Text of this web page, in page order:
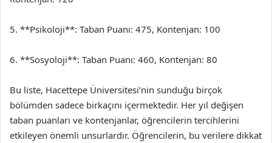
5. **Psikoloji**: Taban Puanı: 475, Kontenjan: 100
6. **Sosyoloji**: Taban Puanı: 460, Kontenjan: 80
Bu liste, Hacettepe Üniversitesi’nin sunduğu birçok
bölümden sadece birkaçını içermektedir. Her yıl değişen
taban puanları ve kontenjanlar, öğrencilerin tercihlerini
etkileyen önemli unsurlardır. Öğrencilerin, bu verilere dikkat